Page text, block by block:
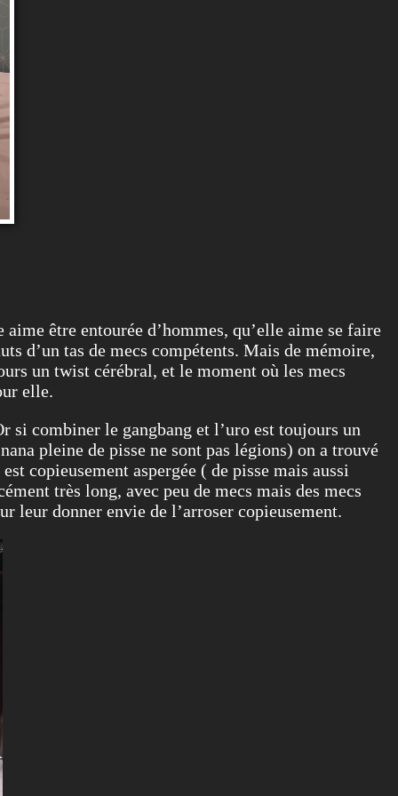
être entourée d’hommes, qu’elle aime se faire
d’un tas de mecs compétents. Mais de mémoire,
un twist cérébral, et le moment où les mecs
elle.
combiner le gangbang et l’uro est toujours un
pleine de pisse ne sont pas légions) on a trouvé
copieusement aspergée ( de pisse mais aussi
très long, avec peu de mecs mais des mecs
leur donner envie de l’arroser copieusement.